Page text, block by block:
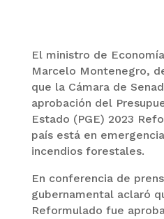
El ministro de
Marcelo Montenegro,
que la Cámara de
aprobación del
Estado (PGE) 2023
país está en
incendios forestales.
En conferencia de
gubernamental aclaró
Reformulado fue